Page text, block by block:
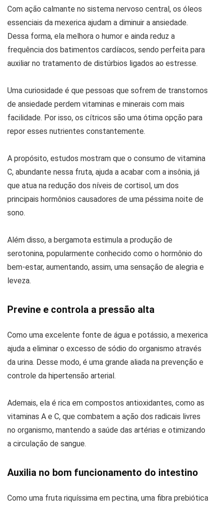
Com ação calmante no sistema nervoso central, os óleos
essenciais da mexerica ajudam a diminuir a ansiedade.
Dessa forma, ela melhora o humor e ainda reduz a
frequência dos batimentos cardíacos, sendo perfeita para
auxiliar no tratamento de distúrbios ligados ao estresse.
Uma curiosidade é que pessoas que sofrem de transtornos
de ansiedade perdem vitaminas e minerais com mais
facilidade. Por isso, os cítricos são uma ótima opção para
repor esses nutrientes constantemente.
A propósito, estudos mostram que o consumo de vitamina
C, abundante nessa fruta, ajuda a acabar com a insônia, já
que atua na redução dos níveis de cortisol, um dos
principais hormônios causadores de uma péssima noite de
sono.
Além disso, a bergamota estimula a produção de
serotonina, popularmente conhecido como o hormônio do
bem-estar, aumentando, assim, uma sensação de alegria e
leveza.
Previne e controla a pressão alta
Como uma excelente fonte de água e potássio, a mexerica
ajuda a eliminar o excesso de sódio do organismo através
da urina. Desse modo, é uma grande aliada na prevenção e
controle da hipertensão arterial.
Ademais, ela é rica em compostos antioxidantes, como as
vitaminas A e C, que combatem a ação dos radicais livres
no organismo, mantendo a saúde das artérias e otimizando
a circulação de sangue.
Auxilia no bom funcionamento do intestino
Como uma fruta riquíssima em pectina, uma fibra prebiótica